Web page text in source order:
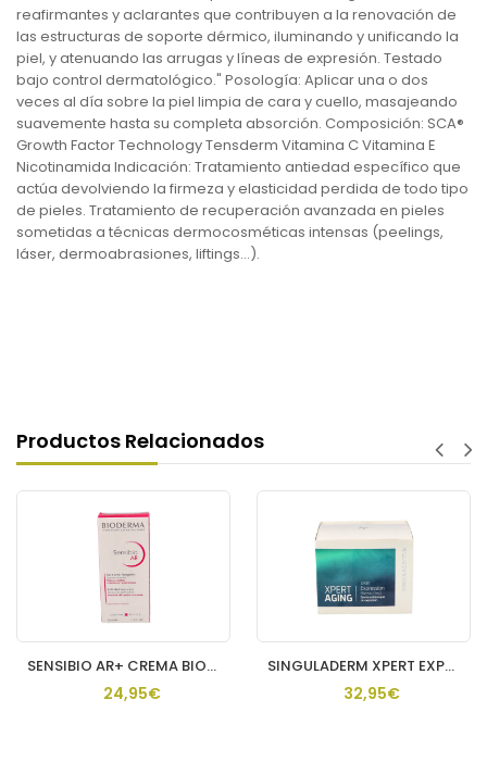
reafirmantes y aclarantes que contribuyen a la renovación de
las estructuras de soporte dérmico, iluminando y unificando la
piel, y atenuando las arrugas y líneas de expresión. Testado
bajo control dermatológico." Posología: Aplicar una o dos
veces al día sobre la piel limpia de cara y cuello, masajeando
suavemente hasta su completa absorción. Composición: SCA®
Growth Factor Technology Tensderm Vitamina C Vitamina E
Nicotinamida Indicación: Tratamiento antiedad específico que
actúa devolviendo la firmeza y elasticidad perdida de todo tipo
de pieles. Tratamiento de recuperación avanzada en pieles
sometidas a técnicas dermocosméticas intensas (peelings,
láser, dermoabrasiones, liftings…).
Productos Relacionados
SENSIBIO AR+ CREMA BIODERMA 40 ML
24,95€
SINGULADERM XPERT EXPRESSION P NORMAL Y SECA 1 ENVASE 50 ML
32,95€